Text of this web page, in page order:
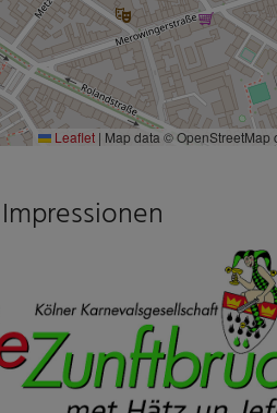
Leaflet | Map data © OpenStreetMap